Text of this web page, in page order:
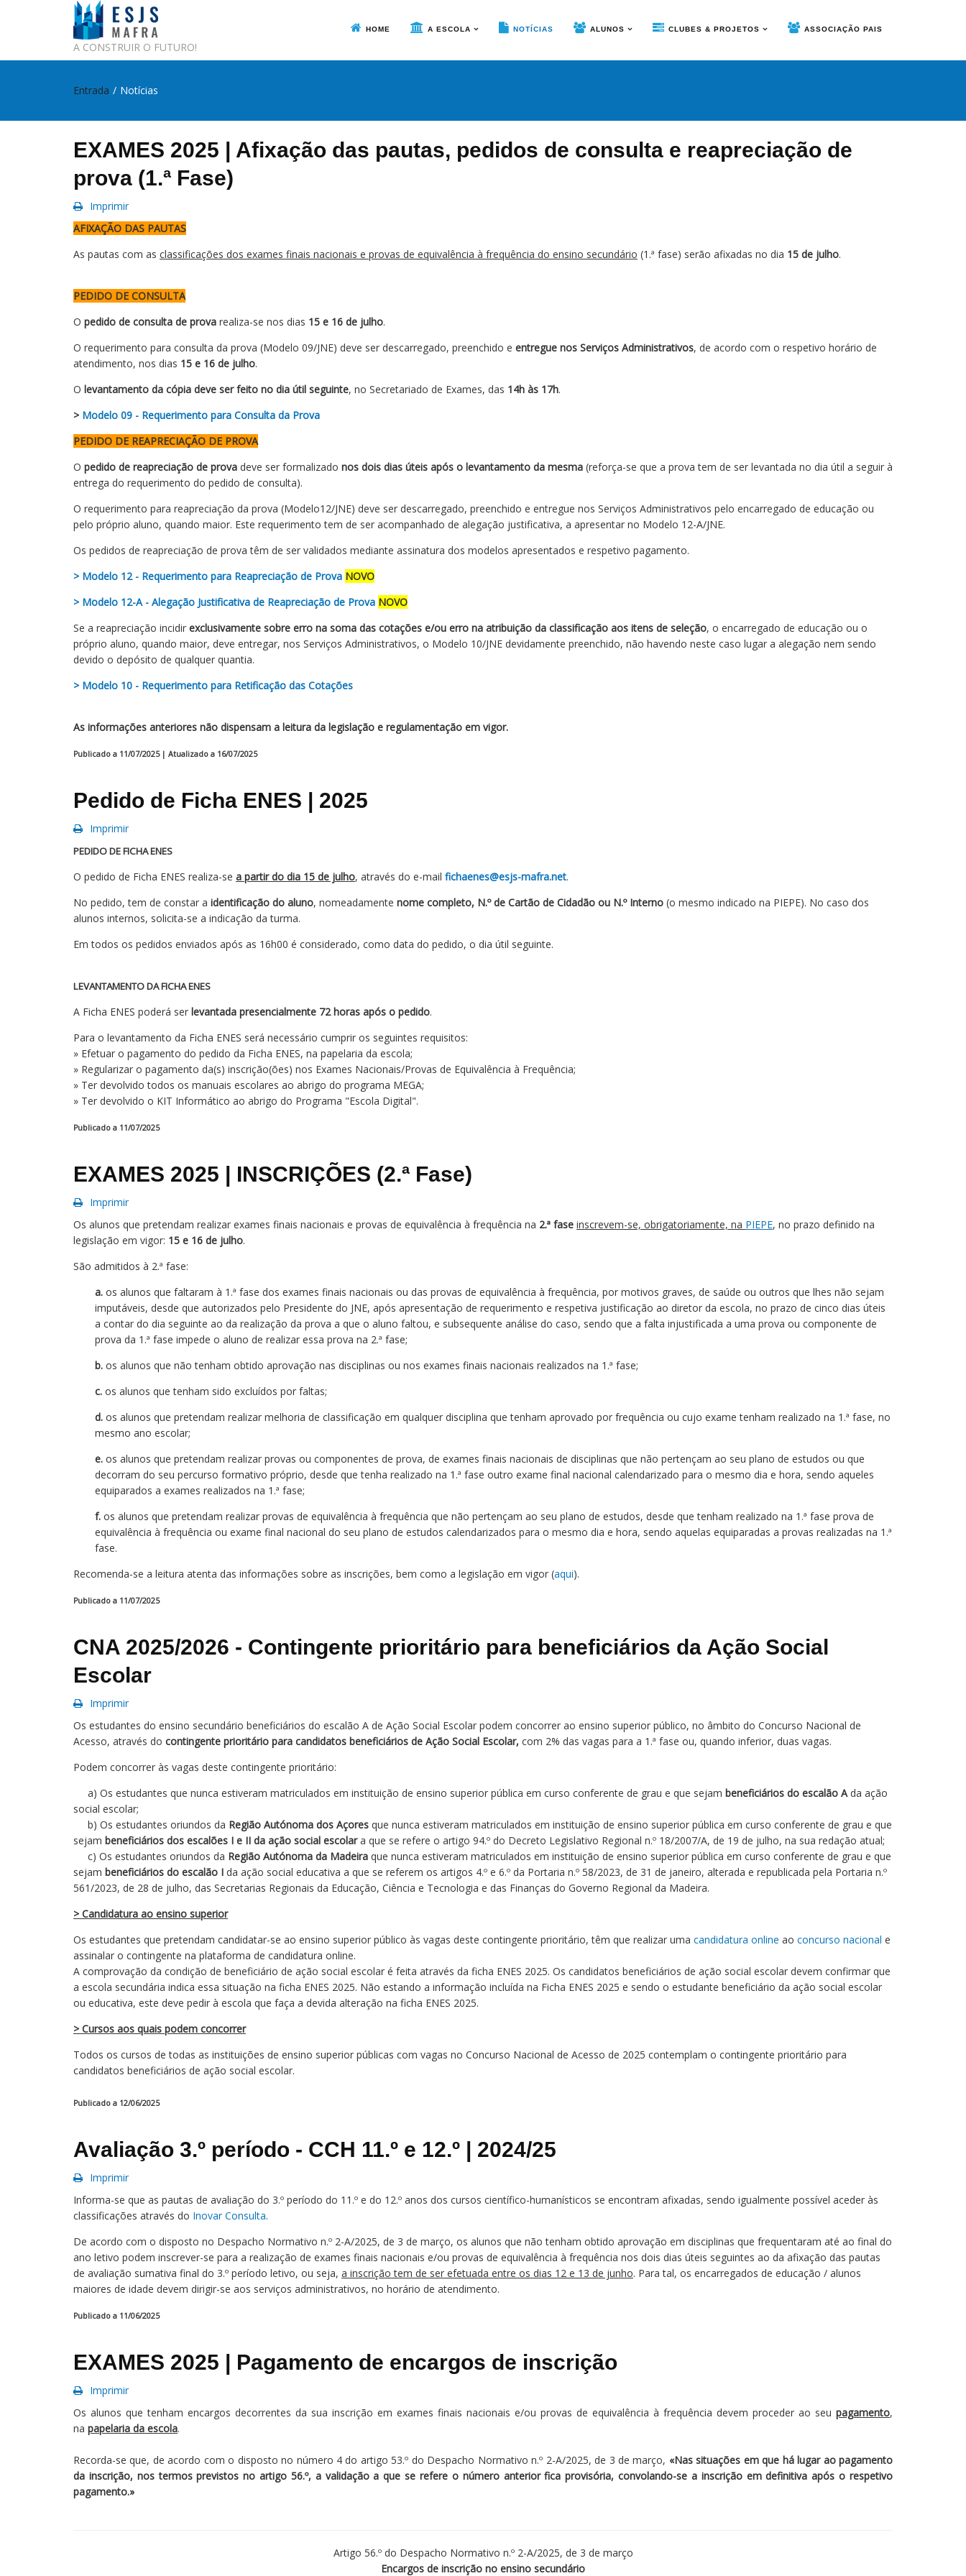
A CONSTRUIR O FUTURO!
HOME A ESCOLA NOTÍCIAS ALUNOS CLUBES & PROJETOS ASSOCIAÇÃO PAIS
Entrada / Notícias
EXAMES 2025 | Afixação das pautas, pedidos de consulta e reapreciação de
prova (1.ª Fase)
Imprimir
AFIXAÇÃO DAS PAUTAS
As pautas com as classificações dos exames finais nacionais e provas de equivalência à frequência do ensino secundário (1.ª fase) serão afixadas no dia 15 de julho.
PEDIDO DE CONSULTA
O pedido de consulta de prova realiza-se nos dias 15 e 16 de julho.
O requerimento para consulta da prova (Modelo 09/JNE) deve ser descarregado, preenchido e entregue nos Serviços Administrativos, de acordo com o respetivo horário de
atendimento, nos dias 15 e 16 de julho.
O levantamento da cópia deve ser feito no dia útil seguinte, no Secretariado de Exames, das 14h às 17h.
> Modelo 09 - Requerimento para Consulta da Prova
PEDIDO DE REAPRECIAÇÃO DE PROVA
O pedido de reapreciação de prova deve ser formalizado nos dois dias úteis após o levantamento da mesma (reforça-se que a prova tem de ser levantada no dia útil a seguir à
entrega do requerimento do pedido de consulta).
O requerimento para reapreciação da prova (Modelo12/JNE) deve ser descarregado, preenchido e entregue nos Serviços Administrativos pelo encarregado de educação ou
pelo próprio aluno, quando maior. Este requerimento tem de ser acompanhado de alegação justificativa, a apresentar no Modelo 12-A/JNE.
Os pedidos de reapreciação de prova têm de ser validados mediante assinatura dos modelos apresentados e respetivo pagamento.
> Modelo 12 - Requerimento para Reapreciação de Prova NOVO
> Modelo 12-A - Alegação Justificativa de Reapreciação de Prova NOVO
Se a reapreciação incidir exclusivamente sobre erro na soma das cotações e/ou erro na atribuição da classificação aos itens de seleção, o encarregado de educação ou o
próprio aluno, quando maior, deve entregar, nos Serviços Administrativos, o Modelo 10/JNE devidamente preenchido, não havendo neste caso lugar a alegação nem sendo
devido o depósito de qualquer quantia.
> Modelo 10 - Requerimento para Retificação das Cotações
As informações anteriores não dispensam a leitura da legislação e regulamentação em vigor.
Publicado a 11/07/2025 | Atualizado a 16/07/2025
Pedido de Ficha ENES | 2025
Imprimir
PEDIDO DE FICHA ENES
O pedido de Ficha ENES realiza-se a partir do dia 15 de julho, através do e-mail fichaenes@esjs-mafra.net.
No pedido, tem de constar a identificação do aluno, nomeadamente nome completo, N.º de Cartão de Cidadão ou N.º Interno (o mesmo indicado na PIEPE). No caso dos
alunos internos, solicita-se a indicação da turma.
Em todos os pedidos enviados após as 16h00 é considerado, como data do pedido, o dia útil seguinte.
LEVANTAMENTO DA FICHA ENES
A Ficha ENES poderá ser levantada presencialmente 72 horas após o pedido.
Para o levantamento da Ficha ENES será necessário cumprir os seguintes requisitos:
» Efetuar o pagamento do pedido da Ficha ENES, na papelaria da escola;
» Regularizar o pagamento da(s) inscrição(ões) nos Exames Nacionais/Provas de Equivalência à Frequência;
» Ter devolvido todos os manuais escolares ao abrigo do programa MEGA;
» Ter devolvido o KIT Informático ao abrigo do Programa "Escola Digital".
Publicado a 11/07/2025
EXAMES 2025 | INSCRIÇÕES (2.ª Fase)
Imprimir
Os alunos que pretendam realizar exames finais nacionais e provas de equivalência à frequência na 2.ª fase inscrevem-se, obrigatoriamente, na PIEPE, no prazo definido na
legislação em vigor: 15 e 16 de julho.
São admitidos à 2.ª fase:
a. os alunos que faltaram à 1.ª fase dos exames finais nacionais ou das provas de equivalência à frequência, por motivos graves, de saúde ou outros que lhes não sejam
imputáveis, desde que autorizados pelo Presidente do JNE, após apresentação de requerimento e respetiva justificação ao diretor da escola, no prazo de cinco dias úteis
a contar do dia seguinte ao da realização da prova a que o aluno faltou, e subsequente análise do caso, sendo que a falta injustificada a uma prova ou componente de
prova da 1.ª fase impede o aluno de realizar essa prova na 2.ª fase;
b. os alunos que não tenham obtido aprovação nas disciplinas ou nos exames finais nacionais realizados na 1.ª fase;
c. os alunos que tenham sido excluídos por faltas;
d. os alunos que pretendam realizar melhoria de classificação em qualquer disciplina que tenham aprovado por frequência ou cujo exame tenham realizado na 1.ª fase, no
mesmo ano escolar;
e. os alunos que pretendam realizar provas ou componentes de prova, de exames finais nacionais de disciplinas que não pertençam ao seu plano de estudos ou que
decorram do seu percurso formativo próprio, desde que tenha realizado na 1.ª fase outro exame final nacional calendarizado para o mesmo dia e hora, sendo aqueles
equiparados a exames realizados na 1.ª fase;
f. os alunos que pretendam realizar provas de equivalência à frequência que não pertençam ao seu plano de estudos, desde que tenham realizado na 1.ª fase prova de
equivalência à frequência ou exame final nacional do seu plano de estudos calendarizados para o mesmo dia e hora, sendo aquelas equiparadas a provas realizadas na 1.ª
fase.
Recomenda-se a leitura atenta das informações sobre as inscrições, bem como a legislação em vigor (aqui).
Publicado a 11/07/2025
CNA 2025/2026 - Contingente prioritário para beneficiários da Ação Social
Escolar
Imprimir
Os estudantes do ensino secundário beneficiários do escalão A de Ação Social Escolar podem concorrer ao ensino superior público, no âmbito do Concurso Nacional de
Acesso, através do contingente prioritário para candidatos beneficiários de Ação Social Escolar, com 2% das vagas para a 1.ª fase ou, quando inferior, duas vagas.
Podem concorrer às vagas deste contingente prioritário:
a) Os estudantes que nunca estiveram matriculados em instituição de ensino superior pública em curso conferente de grau e que sejam beneficiários do escalão Ada ação
social escolar;
b) Os estudantes oriundos da Região Autónoma dos Açores que nunca estiveram matriculados em instituição de ensino superior pública em curso conferente de grau e que
sejam beneficiários dos escalões I e II da ação social escolara que se refere o artigo 94.º do Decreto Legislativo Regional n.º 18/2007/A, de 19 de julho, na sua redação atual;
c) Os estudantes oriundos da Região Autónoma da Madeira que nunca estiveram matriculados em instituição de ensino superior pública em curso conferente de grau e que
sejam beneficiários do escalão I da ação social educativa a que se referem os artigos 4.º e 6.º da Portaria n.º 58/2023, de 31 de janeiro, alterada e republicada pela Portaria n.º
561/2023, de 28 de julho, das Secretarias Regionais da Educação, Ciência e Tecnologia e das Finanças do Governo Regional da Madeira.
> Candidatura ao ensino superior
Os estudantes que pretendam candidatar-se ao ensino superior público às vagas deste contingente prioritário, têm que realizar uma candidatura online ao concurso nacional e
assinalar o contingente na plataforma de candidatura online.
A comprovação da condição de beneficiário de ação social escolar é feita através da ficha ENES 2025. Os candidatos beneficiários de ação social escolar devem confirmar que
a escola secundária indica essa situação na ficha ENES 2025. Não estando a informação incluída na Ficha ENES 2025 e sendo o estudante beneficiário da ação social escolar
ou educativa, este deve pedir à escola que faça a devida alteração na ficha ENES 2025.
> Cursos aos quais podem concorrer
Todos os cursos de todas as instituições de ensino superior públicas com vagas no Concurso Nacional de Acesso de 2025 contemplam o contingente prioritário para
candidatos beneficiários de ação social escolar.
Publicado a 12/06/2025
Avaliação 3.º período - CCH 11.º e 12.º | 2024/25
Imprimir
Informa-se que as pautas de avaliação do 3.º período do 11.º e do 12.º anos dos cursos científico-humanísticos se encontram afixadas, sendo igualmente possível aceder às
classificações através do Inovar Consulta.
De acordo com o disposto no Despacho Normativo n.º 2-A/2025, de 3 de março, os alunos que não tenham obtido aprovação em disciplinas que frequentaram até ao final do
ano letivo podem inscrever-se para a realização de exames finais nacionais e/ou provas de equivalência à frequência nos dois dias úteis seguintes ao da afixação das pautas
de avaliação sumativa final do 3.º período letivo, ou seja, a inscrição tem de ser efetuada entre os dias 12 e 13 de junho. Para tal, os encarregados de educação / alunos
maiores de idade devem dirigir-se aos serviços administrativos, no horário de atendimento.
Publicado a 11/06/2025
EXAMES 2025 | Pagamento de encargos de inscrição
Imprimir
Os alunos que tenham encargos decorrentes da sua inscrição em exames finais nacionais e/ou provas de equivalência à frequência devem proceder ao seu pagamento,
na papelaria da escola.
Recorda-se que, de acordo com o disposto no número 4 do artigo 53.º do Despacho Normativo n.º 2-A/2025, de 3 de março, «Nas situações em que há lugar ao pagamento
da inscrição, nos termos previstos no artigo 56.º, a validação a que se refere o número anterior fica provisória, convolando-se a inscrição em definitiva após o respetivo
pagamento.»
Artigo 56.º do Despacho Normativo n.º 2-A/2025, de 3 de março
Encargos de inscrição no ensino secundário